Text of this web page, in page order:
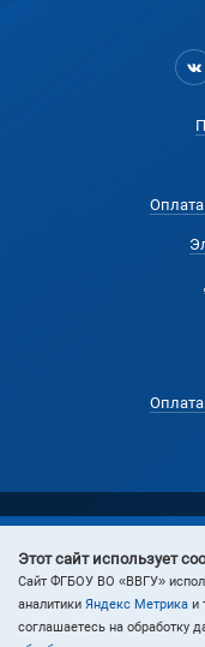
Оплата
Оплата
© 2024
Этот сайт использует
Cайт ФГБОУ ВО «ВВГУ»
аналитики Яндекс Метрика и
соглашаетесь на обработку